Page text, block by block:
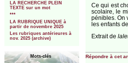
LA RECHERCHE PLEIN
TEXTE sur un mot
***
LA RUBRIQUE UNIQUE à
partir de novembre 2025
Les rubriques antérieures à
nov. 2025 (archive)
Mots-clés
Ce qui est
scolaire, le
pénibles. On
les enfants
Extrait de
Répondre à cet